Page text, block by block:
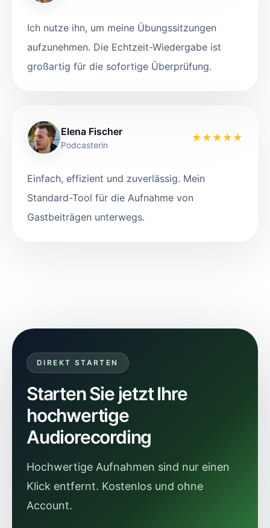
Ich nutze ihn, um meine Übungssitzungen
aufzunehmen. Die Echtzeit-Wiedergabe ist
großartig für die sofortige Überprüfung.
Elena Fischer
Podcasterin
★ ★ ★ ★ ★
Einfach, effizient und zuverlässig. Mein
Standard-Tool für die Aufnahme von
Gastbeiträgen unterwegs.
DIREKT STARTEN
Starten Sie jetzt Ihre
hochwertige
Audiorecording
Hochwertige Aufnahmen sind nur einen
Klick entfernt. Kostenlos und ohne
Account.